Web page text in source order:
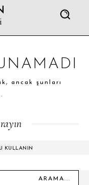
ancak şunları
KULLANIN
ARAMA...